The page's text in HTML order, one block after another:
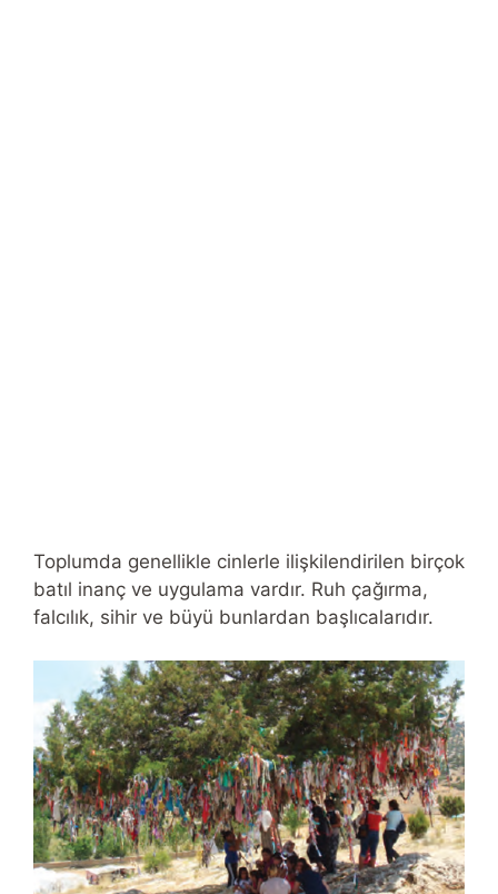
Toplumda genellikle cinlerle ilişkilendirilen birçok
batıl inanç ve uygulama vardır. Ruh çağırma,
falcılık, sihir ve büyü bunlardan başlıcalarıdır.